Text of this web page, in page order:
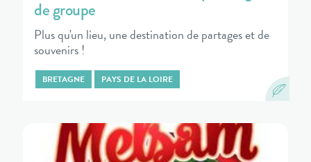
de groupe
Plus qu'un lieu, une destination de partages et de
souvenirs !
BRETAGNE PAYS DE LA LOIRE